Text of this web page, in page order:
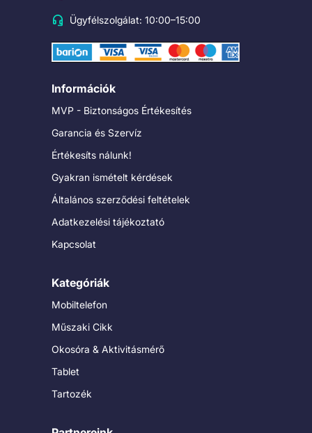
Ügyfélszolgálat: 10:00–15:00
Információk
MVP - Biztonságos Értékesítés
Garancia és Szervíz
Értékesíts nálunk!
Gyakran ismételt kérdések
Általános szerződési feltételek
Adatkezelési tájékoztató
Kapcsolat
Kategóriák
Mobiltelefon
Műszaki Cikk
Okosóra & Aktivitásmérő
Tablet
Tartozék